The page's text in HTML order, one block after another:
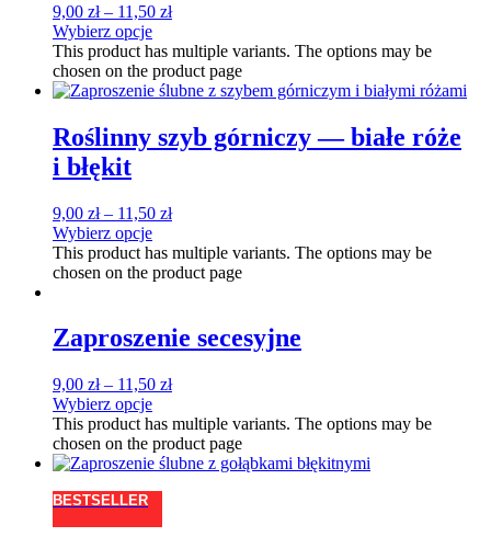
9,00 zł– 11,50 zł
Wybierz opcje
This product has multiple variants. The options may be
chosen on the product page
Roślinny szyb górniczy — białe róże
i błękit
9,00 zł– 11,50 zł
Wybierz opcje
This product has multiple variants. The options may be
chosen on the product page
Zaproszenie secesyjne
9,00 zł– 11,50 zł
Wybierz opcje
This product has multiple variants. The options may be
chosen on the product page
BESTSELLER